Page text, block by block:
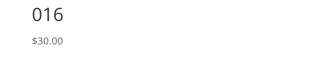
016
$30.00